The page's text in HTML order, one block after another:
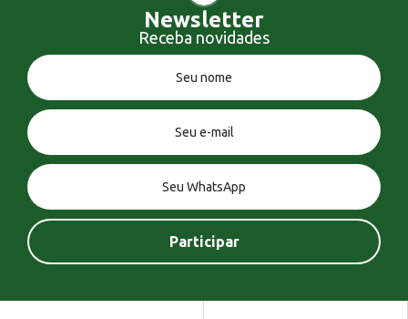
Newsletter
Receba novidades
Você tem uma mensagem!